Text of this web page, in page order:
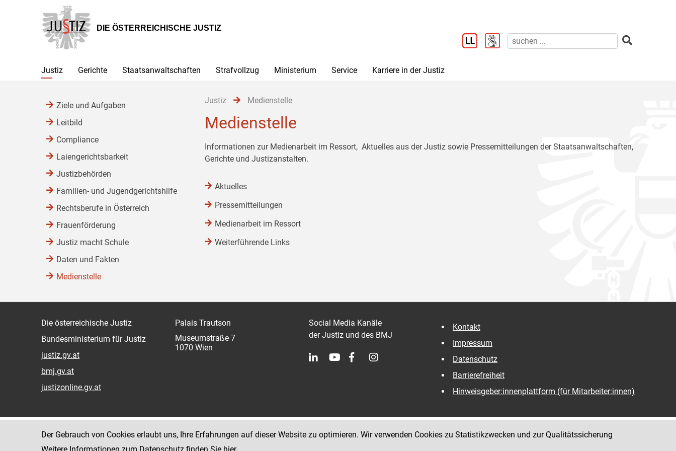
Hauptnavigation
[1]
Inhalt
[2]
Untermenü
[3]
DIE ÖSTERREICHISCHE JUSTIZ
Justiz Gerichte Staatsanwaltschaften Strafvollzug Ministerium Service Karriere in der Justiz
Justiz Medienstelle
Medienstelle
Informationen zur Medienarbeit im Ressort, Aktuelles aus der Justiz sowie Pressemitteilungen der Staatsanwaltschaften,
Gerichte und Justizanstalten.
Aktuelles
Pressemitteilungen
Medienarbeit im Ressort
Weiterführende Links
Ziele und Aufgaben
Leitbild
Compliance
Laiengerichtsbarkeit
Justizbehörden
Familien- und Jugendgerichtshilfe
Rechtsberufe in Österreich
Frauenförderung
Justiz macht Schule
Daten und Fakten
Medienstelle
Die österreichische Justiz
Bundesministerium für Justiz
justiz.gv.at
bmj.gv.at
justizonline.gv.at
Palais Trautson
Museumstraße 7
1070 Wien
Social Media Kanäle
der Justiz und des BMJ
Kontakt
Impressum
Datenschutz
Barrierefreiheit
Hinweisgeber:innenplattform (für Mitarbeiter:innen)
Der Gebrauch von Cookies erlaubt uns, Ihre Erfahrungen auf dieser Website zu optimieren. Wir verwenden Cookies zu Statistikzwecken und zur Qualitätssicherung